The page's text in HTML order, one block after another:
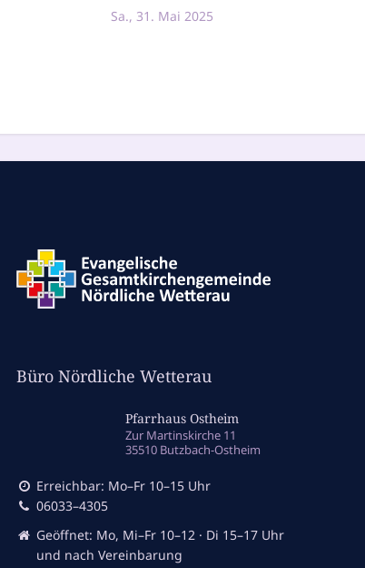
Sa., 31. Mai 2025
Büro Nördliche Wetterau
Pfarrhaus Ostheim
Zur Martinskirche 11
35510 Butzbach-Ostheim
Erreichbar: Mo–Fr 10–15 Uhr
06033–4305
Geöffnet: Mo, Mi–Fr 10–12 · Di 15–17 Uhr
und nach Vereinbarung